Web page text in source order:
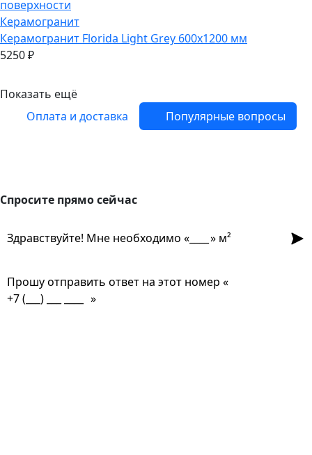
Керамогранит
Керамогранит Florida Light Grey 600х1200 мм
5250₽
Показать ещё
Оплата и доставка
Популярные вопросы
Спросите прямо сейчас
Здравствуйте! Мне необходимо « » м²
Прошу отправить ответ на этот номер «
»